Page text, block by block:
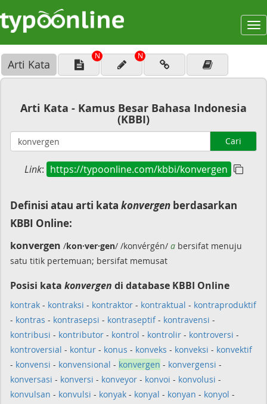
Arti Kata
N N
Arti Kata - Kamus Besar Bahasa Indonesia
(KBBI)
Cari
Link: https://typoonline.com/kbbi/konvergen
Definisi atau arti kata konvergen berdasarkan
KBBI Online:
konvergen /kon·ver·gen/ /konvérgén/ a bersifat menuju
satu titik pertemuan; bersifat memusat
Posisi kata konvergen di database KBBI Online
kontrak - kontraksi - kontraktor - kontraktual - kontraproduktif
- kontras - kontrasepsi - kontraseptif- kontravensi -
kontribusi - kontributor - kontrol - kontrolir - kontroversi -
kontroversial - kontur - konus - konveks - konveksi - konvektif
- konvensi - konvensional - konvergen - konvergensi -
konversasi - konversi - konveyor - konvoi - konvolusi -
konvulsan - konvulsi - konyak - konyal - konyan - konyol -